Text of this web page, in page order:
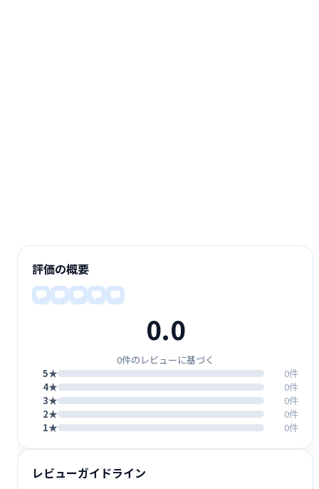
評価の概要
0.0
0件のレビューに基づく
5★
0件
4★
0件
3★
0件
2★
0件
1★
0件
レビューガイドライン